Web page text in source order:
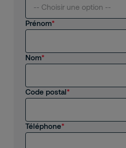
-- Choisir une option --
Je suis client(e) de Securitas
Prénom
Nom
Code postal
Téléphone